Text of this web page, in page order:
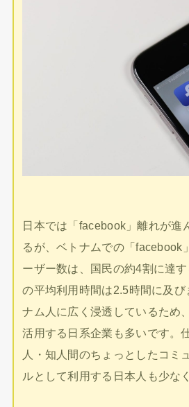
日本では「facebook」離れが進
るが、ベトナムでの「facebook
ーザー数は、国民の約4割に達
の平均利用時間は2.5時間に及び
ナム人に広く浸透しているため
活用する日系企業も多いです。
人・知人間のちょっとしたコミ
ルとして利用する日本人も少な